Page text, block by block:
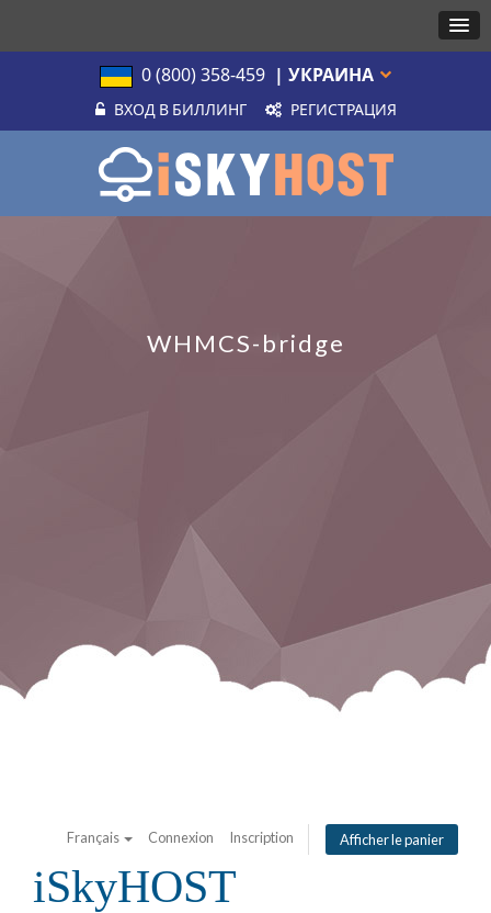
0 (800) 358-459 | УКРАИНА
ВХОД В БИЛЛИНГ РЕГИСТРАЦИЯ
WHMCS-bridge
Français Connexion Inscription Afficher le panier
iSkyHOST